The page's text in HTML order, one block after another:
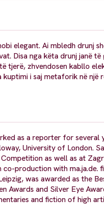
elegant. Ai mbledh drunj
Disa nga këta drunj janë
tjerë, zhvendosen kabllo
kuptimi i saj metaforik në
as a reporter for several
University of London.
as well as at
production with ma.ja.de.
was awarded as the
Awards and Silver Eye
and fiction of high